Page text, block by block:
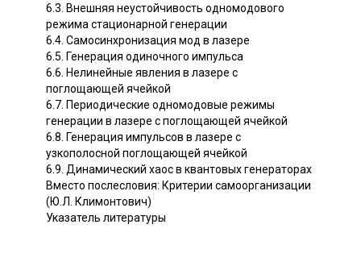
6.3. Внешняя неустойчивость одномодового
режима стационарной генерации
6.4. Самосинхронизация мод в лазере
6.5. Генерация одиночного импульса
6.6. Нелинейные явления в лазере с
поглощающей ячейкой
6.7. Периодические одномодовые режимы
генерации в лазере с поглощающей ячейкой
6.8. Генерация импульсов в лазере с
узкополосной поглощающей ячейкой
6.9. Динамический хаос в квантовых генераторах
Вместо послесловия: Критерии самоорганизации
(Ю.Л. Климонтович)
Указатель литературы